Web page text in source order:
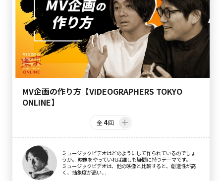
MV企画の作り方【VIDEOGRAPHERS TOKYO
ONLINE】
全 4回
ミュージックビデオはどのようにして作られているのでしょ
うか。 映像をやっていれば誰しも疑問に持つテーマです。
ミュージックビデオは、他の映像と比較すると、創造性が高
く、抽象度が高い...